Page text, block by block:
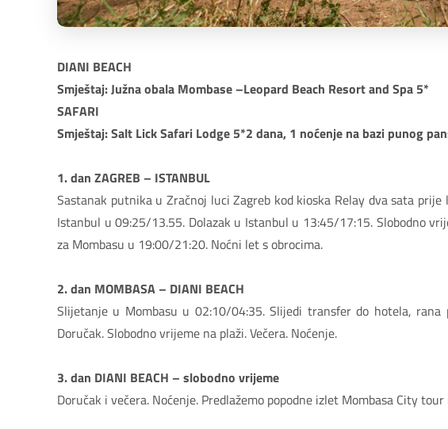
DIANI BEACH
Smještaj: Južna obala Mombase –Leopard Beach Resort and Spa 5*
SAFARI
Smještaj: Salt Lick Safari Lodge 5*2 dana, 1 noćenje na bazi punog
1. dan ZAGREB – ISTANBUL
Sastanak putnika u Zračnoj luci Zagreb kod kioska Relay dva sata
Istanbul u 09:25/13.55. Dolazak u Istanbul u 13:45/17:15. Slobodno
za Mombasu u 19:00/21:20. Noćni let s obrocima.
2. dan MOMBASA – DIANI BEACH
Slijetanje u Mombasu u 02:10/04:35. Slijedi transfer do hotela,
Doručak. Slobodno vrijeme na plaži. Večera. Noćenje.
3. dan DIANI BEACH – slobodno vrijeme
Doručak i večera. Noćenje. Predlažemo popodne izlet Mombasa City